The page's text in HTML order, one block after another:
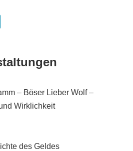
– Böser Lieber Wolf –
Wirklichkeit
des Geldes